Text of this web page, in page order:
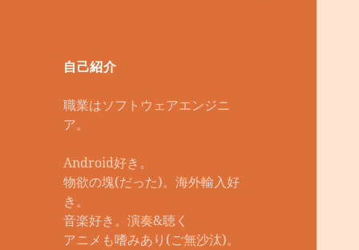
自己紹介
職業はソフトウェアエンジニ
ア。
Android好き。
物欲の塊(だった)。海外輸入好
き。
音楽好き。演奏&聴く
アニメも嗜みあり(ご無沙汰)。